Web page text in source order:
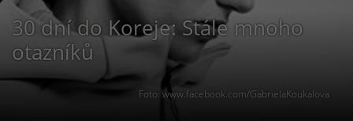
Foto: www.facebook.com/GabrielaKoukalova
30 dní do Koreje: Stále mnoho
otazníků